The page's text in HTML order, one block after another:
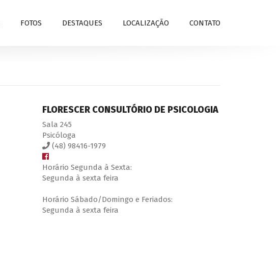
FOTOS DESTAQUES LOCALIZAÇÃO CONTATO
FLORESCER CONSULTÓRIO DE PSICOLOGIA
Sala 245
Psicóloga
(48) 98416-1979
Horário Segunda à Sexta:
Segunda à sexta feira
Horário Sábado/Domingo e Feriados:
Segunda à sexta feira